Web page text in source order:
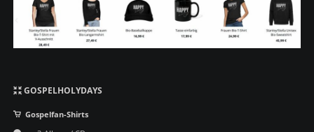
Navigation
GOSPELHOLYDAYS
Gospelfan-Shirts